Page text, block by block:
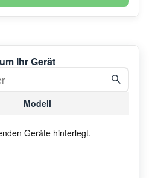
Ihr Gerät
Modell
Geräte hinterlegt.